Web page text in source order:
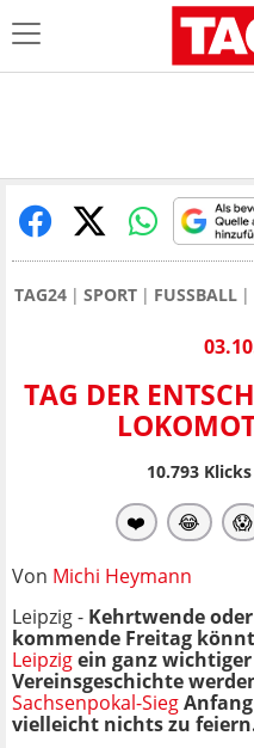
TAG24 SPORT FUSSBALL
TAG DER
10.793Klicks
❤️ 😂 😱
Von Michi Heymann
Leipzig - Kehrtwende
kommende Freitag
Leipzigein ganz
Vereinsgeschichte
Sachsenpokal-Sieg
vielleicht nichts zu